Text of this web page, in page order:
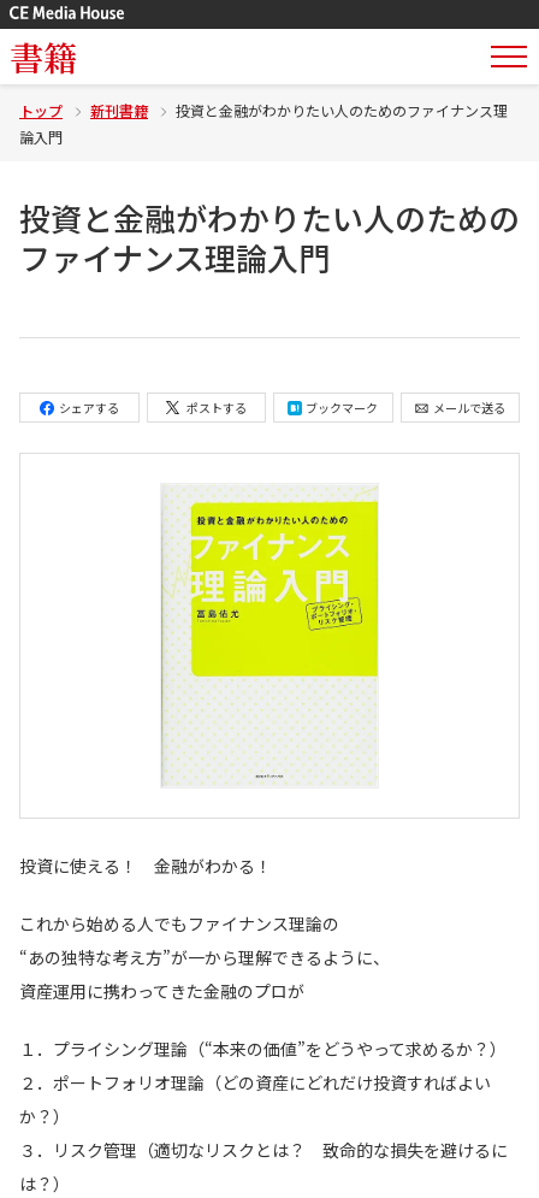
書籍
トップ 新刊書籍
投資と金融がわかりたい人のためのファイナンス理
論入門
投資と金融がわかりたい人のための
ファイナンス理論入門
シェアする ポストする ブックマーク メールで送る
投資に使える！ 金融がわかる！
これから始める人でもファイナンス理論の
“あの独特な考え方”が一から理解できるように、
資産運用に携わってきた金融のプロが
１．プライシング理論（“本来の価値”をどうやって求めるか？）
２．ポートフォリオ理論（どの資産にどれだけ投資すればよい
か？）
３．リスク管理（適切なリスクとは？ 致命的な損失を避けるに
は？）